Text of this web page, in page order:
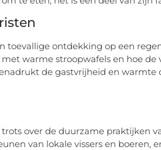
toevallige ontdekking op een
warme stroopwafels en hoe de
de gastvrijheid en warmte
over de duurzame praktijken
van lokale vissers en boeren,